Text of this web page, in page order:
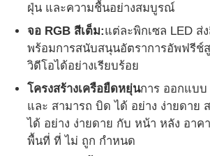
จอ LED บินได้
หน้าจอนำโฮโลแกรม
หน้าจอกระจังหน้า LED
หน้าจอแสดงผลโปร่งใส
ฝุ่น และความชื้นอย่างสมบูรณ์
จอ RGB สีเต็ม:แต่ละพิกเซล LED ส่
พร้อมการสนับสนุนอัตราการอัพฟรีช์สู
วิดีโอได้อย่างเรียบร้อย
โครงสร้างเครือยืดหยุ่นการ ออกแบ
และ สามารถ บิด ได้ อย่าง ง่ายดาย
ได้ อย่าง ง่ายดาย กับ หน้า หลัง อาค
พื้นที่ ที่ ไม่ ถูก กําหนด